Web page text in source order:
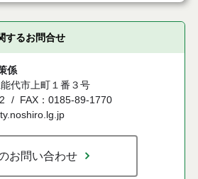
するお問合せ
係
代市上町１番３号
FAX：0185-89-1770
お問い合わせ